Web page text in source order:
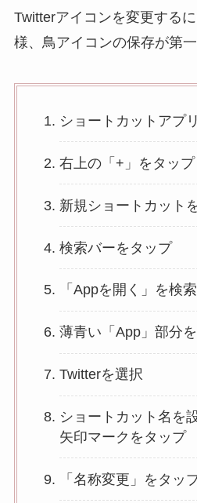
Twitterアイコンを変更する
様、鳥アイコンの保存が第一
ショートカットアプ
右上の「+」をタップ
新規ショートカット
検索バーをタップ
「Appを開く」を検
薄青い「App」部分
Twitterを選択
ショートカット名を
矢印マークをタップ
「名称変更」をタッ